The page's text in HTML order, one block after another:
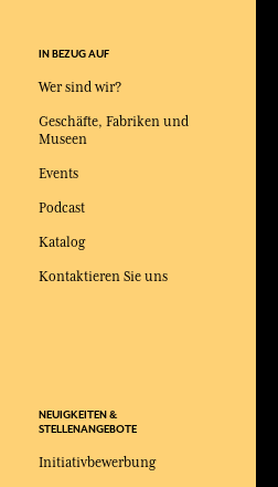
IN BEZUG AUF
Wer sind wir?
Geschäfte, Fabriken und
Museen
Events
Podcast
Katalog
Kontaktieren Sie uns
NEUIGKEITEN &
STELLENANGEBOTE
Initiativbewerbung